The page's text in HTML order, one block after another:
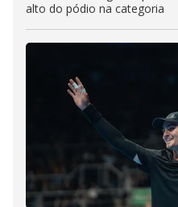
alto do pódio na categoria